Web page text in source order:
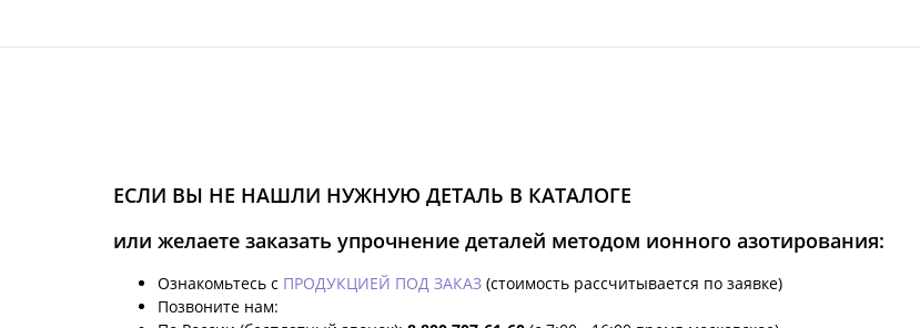
ЕСЛИ ВЫ НЕ НАШЛИ НУЖНУЮ ДЕТАЛЬ В КАТАЛОГЕ
или желаете заказать упрочнение деталей методом ионного азотирования:
Ознакомьтесь с ПРОДУКЦИЕЙ ПОД ЗАКАЗ (стоимость рассчитывается по заявке)
Позвоните нам: